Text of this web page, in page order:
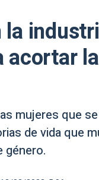
la
mujeres que
de vida que
género.